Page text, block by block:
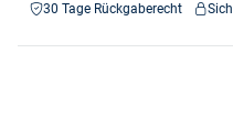
30 Tage Rückgaberecht